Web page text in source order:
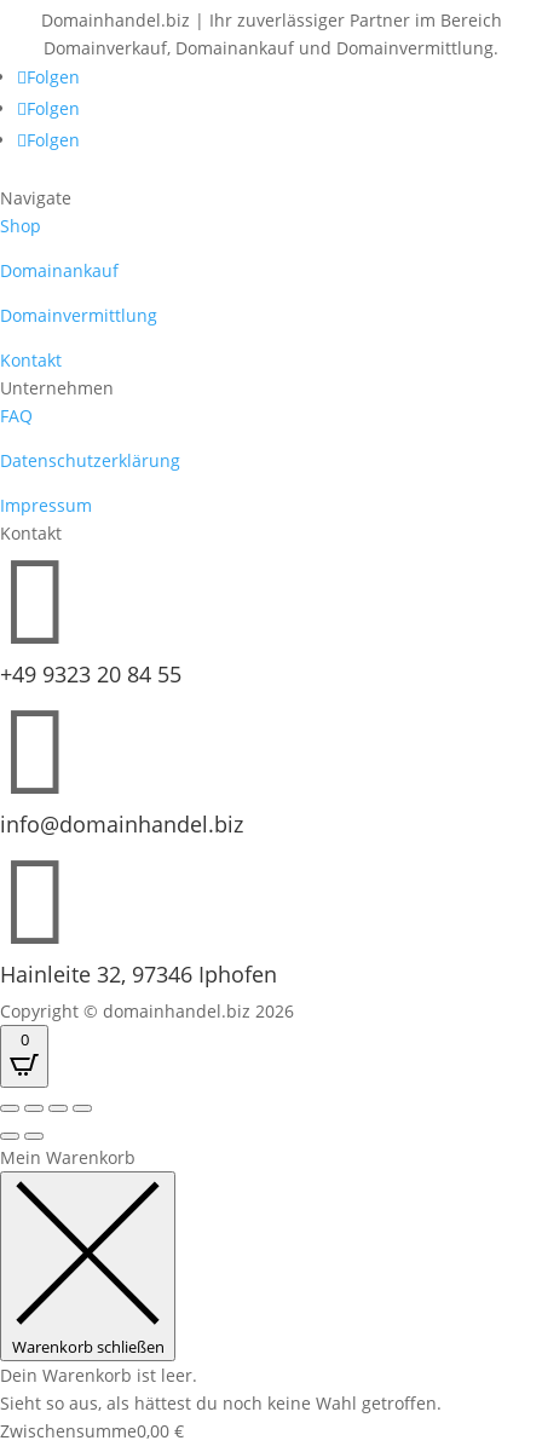
Domainhandel.biz | Ihr zuverlässiger Partner im Bereich
Domainverkauf, Domainankauf und Domainvermittlung.
Folgen
Folgen
Folgen
Navigate
Shop
Domainankauf
Domainvermittlung
Kontakt
Unternehmen
FAQ
Datenschutzerklärung
Impressum
Kontakt

+49 9323 20 84 55

info@domainhandel.biz

Hainleite 32, 97346 Iphofen
Copyright © domainhandel.biz 2026
0
Mein Warenkorb
Warenkorb schließen
Dein Warenkorb ist leer.
Sieht so aus, als hättest du noch keine Wahl getroffen.
Zwischensumme0,00 €